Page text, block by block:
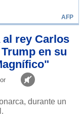
AFP
rey Carlos
en su
durante un